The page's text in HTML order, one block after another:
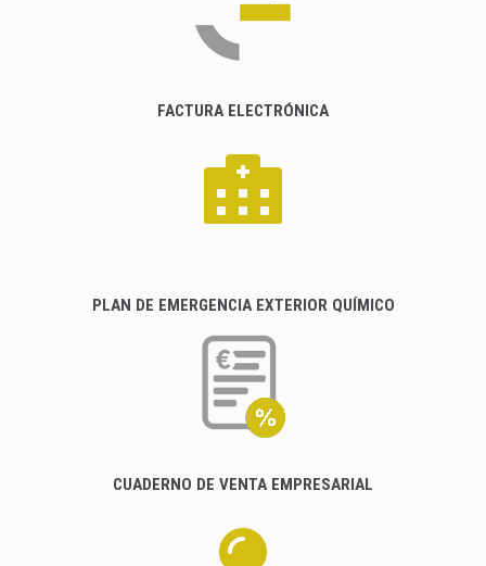
FACTURA ELECTRÓNICA
PLAN DE EMERGENCIA EXTERIOR QUÍMICO
CUADERNO DE VENTA EMPRESARIAL